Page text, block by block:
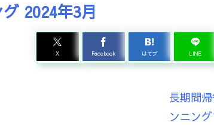
2024年3月
X Facebook はてブ LINE
長期間
ンニン